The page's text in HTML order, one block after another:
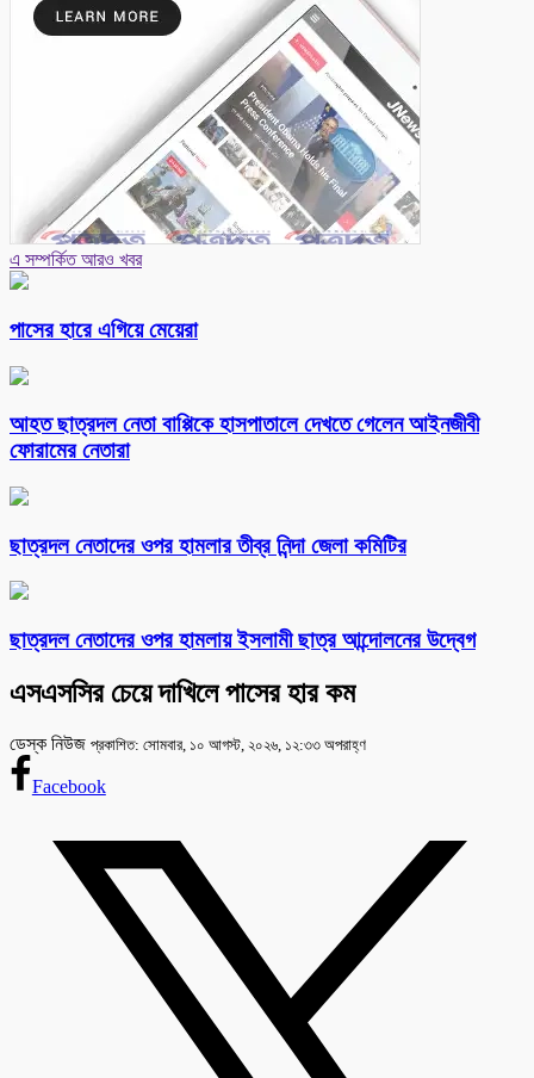
এ সম্পর্কিত আরও খবর
পাসের হারে এগিয়ে মেয়েরা
আহত ছাত্রদল নেতা বাপ্পিকে হাসপাতালে দেখতে গেলেন আইনজীবী
ফোরামের নেতারা
ছাত্রদল নেতাদের ওপর হামলার তীব্র নিন্দা জেলা কমিটির
ছাত্রদল নেতাদের ওপর হামলায় ইসলামী ছাত্র আন্দোলনের উদ্বেগ
এসএসসির চেয়ে দাখিলে পাসের হার কম
ডেস্ক নিউজ প্রকাশিত: সোমবার, ১০ আগস্ট, ২০২৬, ১২:৩৩ অপরাহ্ণ
Facebook